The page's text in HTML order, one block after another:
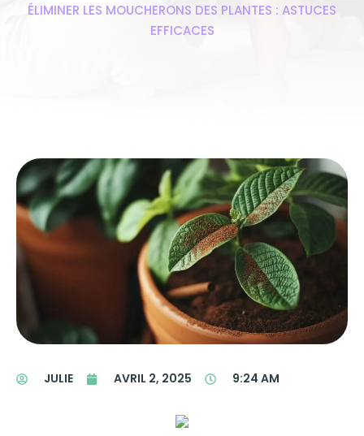
ÉLIMINER LES MOUCHERONS DES PLANTES : ASTUCES
EFFICACES
JULIE AVRIL 2, 2025 9:24 AM